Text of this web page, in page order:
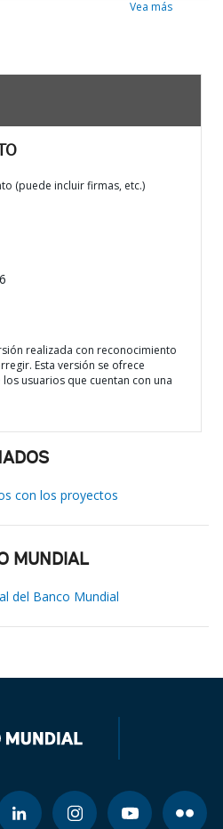
Vea más
(puede incluir firmas, etc.)
realizada con reconocimiento
Esta versión se ofrece
usuarios que cuentan con una
con los proyectos
MUNDIAL
del Banco Mundial